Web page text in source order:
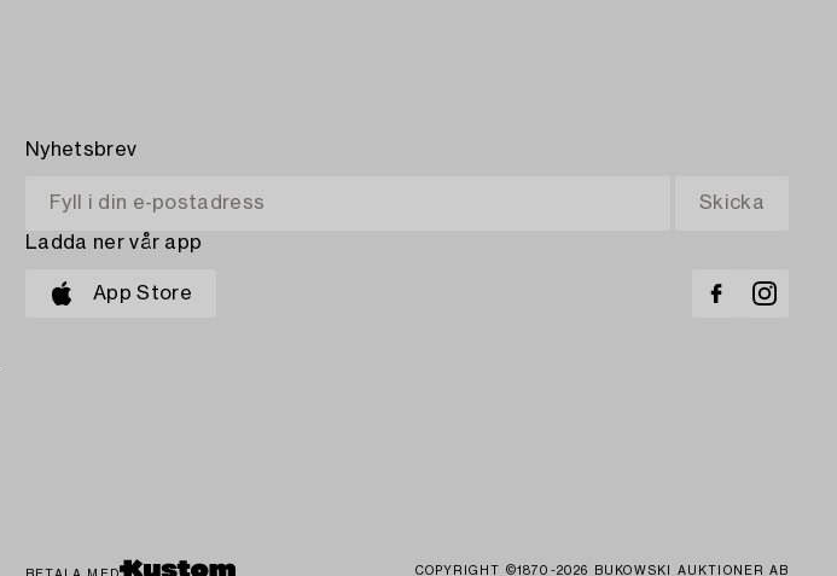
Nyhetsbrev
Ladda ner vår app
App Store
COPYRIGHT ©1870-2026 BUKOWSKI AUKTIONER AB